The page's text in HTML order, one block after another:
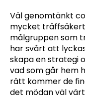
Väl genomtänkt
mycket
målgruppen som
har svårt att
skapa en strategi
vad som går hem
rätt kommer de
det mödan väl